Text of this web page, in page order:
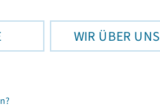
WIR ÜBER UNS